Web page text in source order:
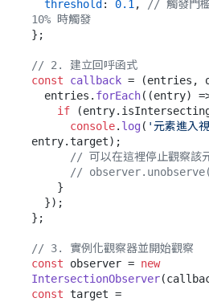
threshold : 0.1, // 觸發門
10% 時觸發
};
// 2. 建立回呼函式
const
callback = (entries,
  entries.
forEach( (entry)
if (entry.
console. log( '元素進入
entry.target);
// 可以在這裡停止觀察該
//
};
// 3. 實例化觀察器並開始觀察
const observer = new
IntersectionObserver
const